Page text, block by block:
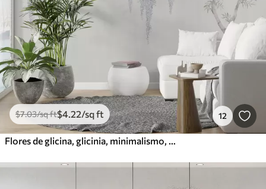
$7.03/sq ft$4.22/sq ft 12
Flores de glicina, glicinia, minimalismo, monocromo, loft y estilo japonés